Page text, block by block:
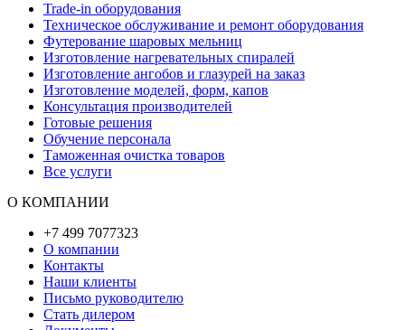
Trade-in оборудования
Техническое обслуживание и ремонт оборудования
Футерование шаровых мельниц
Изготовление нагревательных спиралей
Изготовление ангобов и глазурей на заказ
Изготовление моделей, форм, капов
Консультация производителей
Готовые решения
Обучение персонала
Таможенная очистка товаров
Все услуги
О КОМПАНИИ
+7 499 7077323
О компании
Контакты
Наши клиенты
Письмо руководителю
Стать дилером